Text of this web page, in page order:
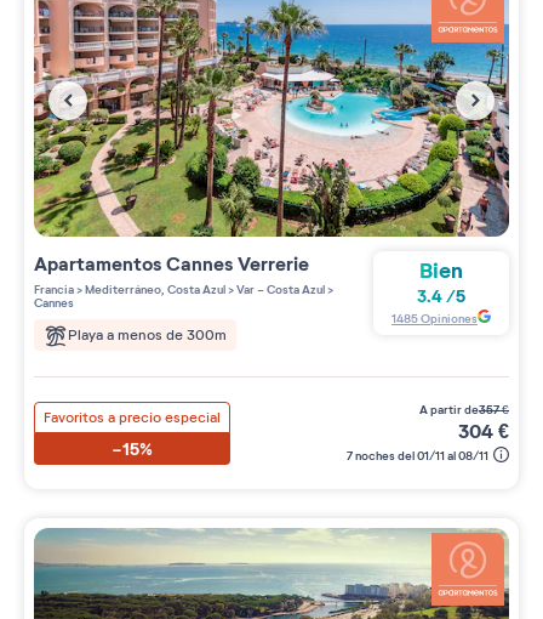
ApartamentosCannes Verrerie
Francia>Mediterráneo, Costa Azul>Var - Costa Azul>
Cannes
Playa a menos de 300m
Bien
3.4/5
1485Opiniones
Favoritos a precio especial
-15%
a partir de357€
304€
7 noches del 01/11 al 08/11